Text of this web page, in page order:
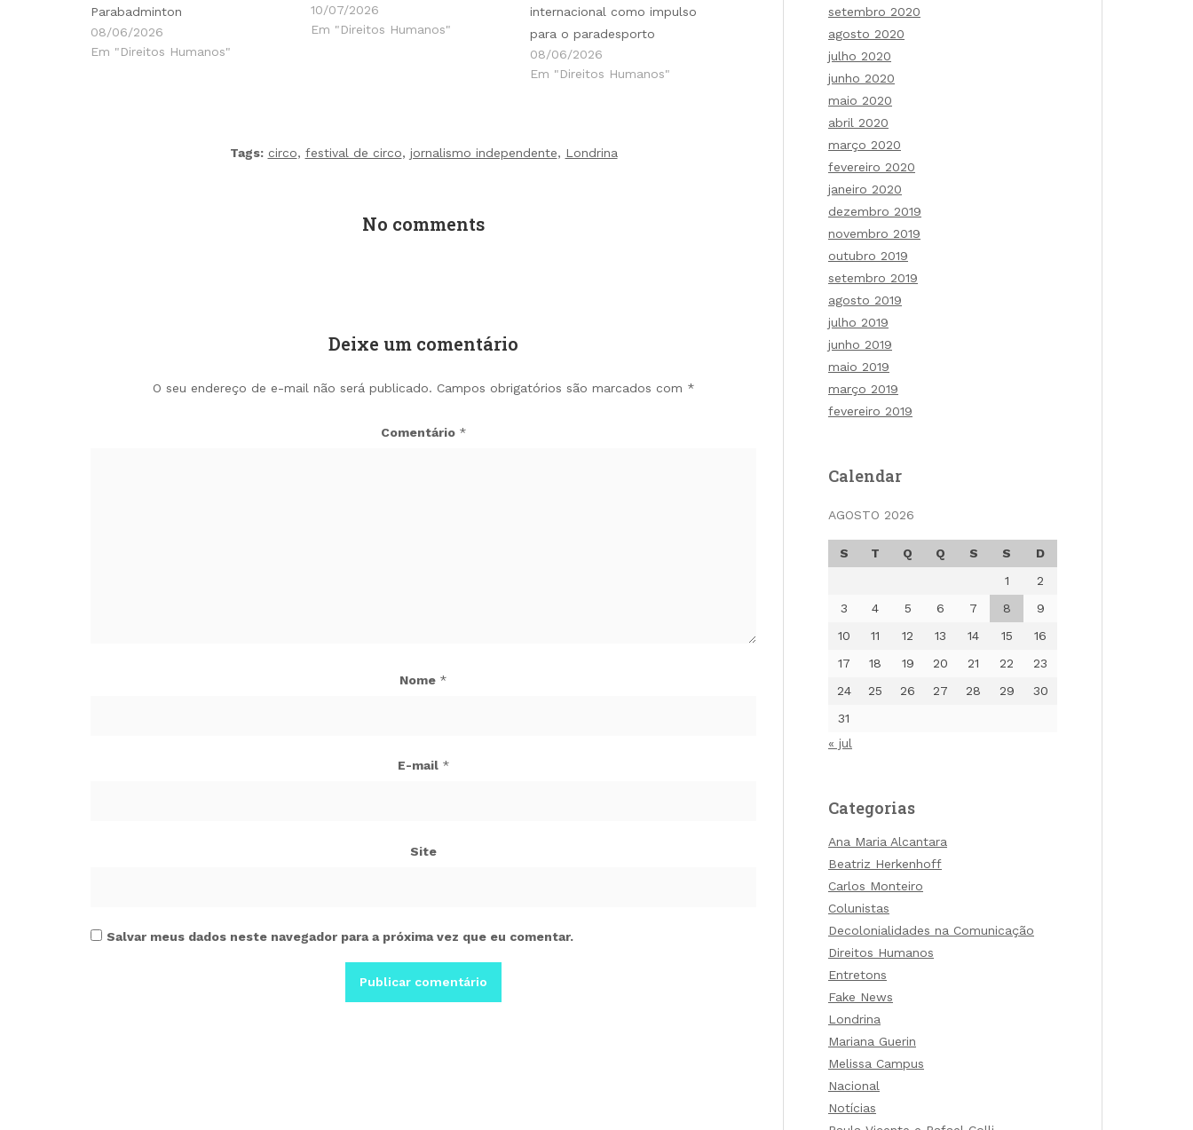
Parabadminton
08/06/2026
Em "Direitos Humanos"
10/07/2026
Em "Direitos Humanos"
internacional como impulso
para o paradesporto
08/06/2026
Em "Direitos Humanos"
Tags: circo, festival de circo, jornalismo independente, Londrina
No comments
Deixe um comentário
O seu endereço de e-mail não será publicado. Campos obrigatórios são marcados com *
Comentário *
Nome *
E-mail *
Site
Salvar meus dados neste navegador para a próxima vez que eu comentar.
setembro 2020
agosto 2020
julho 2020
junho 2020
maio 2020
abril 2020
março 2020
fevereiro 2020
janeiro 2020
dezembro 2019
novembro 2019
outubro 2019
setembro 2019
agosto 2019
julho 2019
junho 2019
maio 2019
março 2019
fevereiro 2019
Calendar
AGOSTO 2026
S T Q Q S S
D
1
2
3
4 5 6 7 8
9
10
11 12 13 14 15
16
17
18 19 20 21 22
23
24
25 26 27 28 29
30
31
« jul
Categorias
Ana Maria Alcantara
Beatriz Herkenhoff
Carlos Monteiro
Colunistas
Decolonialidades na Comunicação
Direitos Humanos
Entretons
Fake News
Londrina
Mariana Guerin
Melissa Campus
Nacional
Notícias